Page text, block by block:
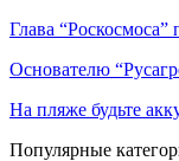
Глава
Основателю
На пляже будьте
Популярные